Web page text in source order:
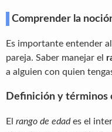
Comprender la
Es importante entender
pareja. Saber manejar el
a alguien con quien
Definición y términos
El rango de edades el